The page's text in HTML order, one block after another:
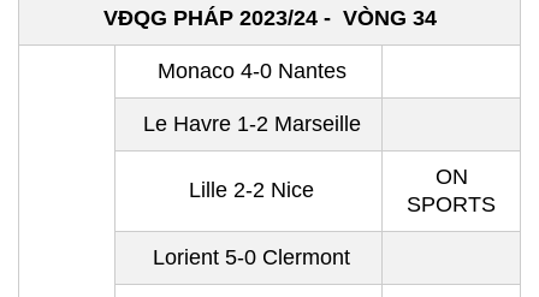
VĐQG PHÁP 2023/24 - VÒNG 34
Monaco 4-0 Nantes
Le Havre 1-2 Marseille
Lille 2-2 Nice
ON
SPORTS
Lorient 5-0 Clermont